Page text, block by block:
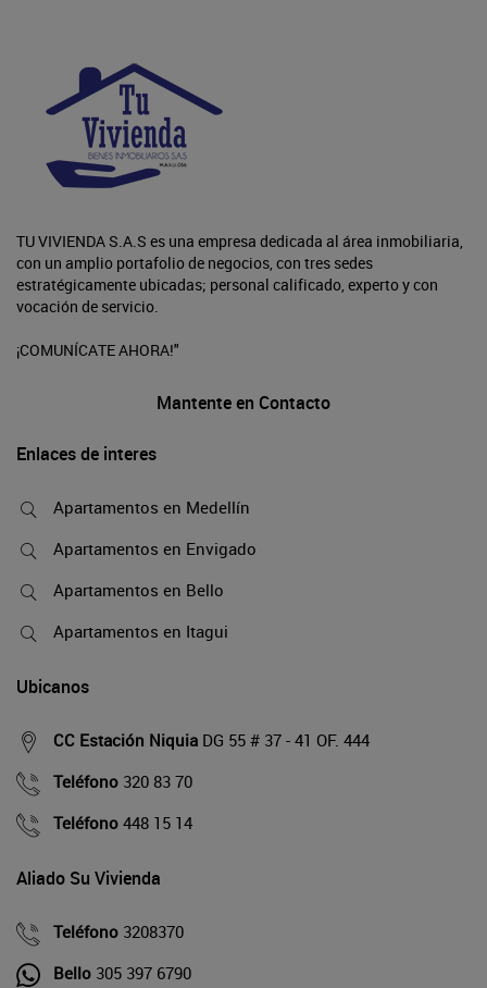
TU VIVIENDA S.A.S es una empresa dedicada al área inmobiliaria,
con un amplio portafolio de negocios, con tres sedes
estratégicamente ubicadas; personal calificado, experto y con
vocación de servicio.
¡COMUNÍCATE AHORA!"
Mantente en Contacto
Enlaces de interes
Apartamentos en Medellín
Apartamentos en Envigado
Apartamentos en Bello
Apartamentos en Itagui
Ubicanos
CC Estación Niquia DG 55 # 37 - 41 OF. 444
Teléfono 320 83 70
Teléfono 448 15 14
Aliado Su Vivienda
Teléfono 3208370
Bello 305 397 6790